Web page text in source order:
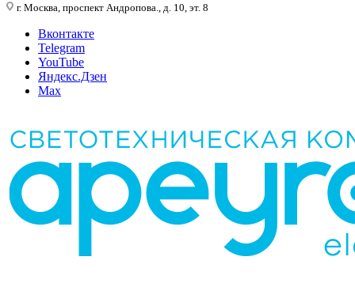
г. Москва, проспект Андропова., д. 10, эт. 8
Вконтакте
Telegram
YouTube
Яндекс.Дзен
Max